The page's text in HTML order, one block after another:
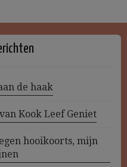
de haak
Kook Leef Geniet
hooikoorts, mijn